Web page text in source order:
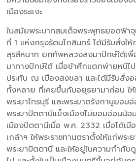
เมืองระแงะ
ในสมัยพระบาทสมเด็จพระพุทธยอดฟ้า
ที่ 1 แห่งกรุงรัตนโกสินทร์ ได้มีรับสั่งให้
สุรสีหนาท ยกทัพหลวงลงมาปักษ์ใต้เพื่
มาทางปักษ์ใต้ เมื่อข้าศึกแตกพ่ายหนีไ
ประทับ ณ เมืองสงขลา และได้มีรับสั่ง
ทั้งหลาย ที่เคยขึ้นกับอยุธยามาก่อน ใ
พระยาไทรบุรี และพระยาตรังกานูยอ
พระยาปัตตานีแข็งเมืองไม่ยอมอ่อนน้
เมืองปัตตานีเมื่อ พ.ศ. 2332 เมื่อได้เมื
เกล้าฯ ให้พระราชทานตราตั้งให้แก่พร
พระยาปัตตานี และให้อยู่ในความกำกั